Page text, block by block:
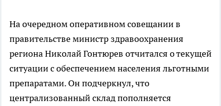
На очередном оперативном совещании в
правительстве министр здравоохранения
региона Николай Гонтюрев отчитался о текущей
ситуации с обеспечением населения льготными
препаратами. Он подчеркнул, что
централизованный склад пополняется